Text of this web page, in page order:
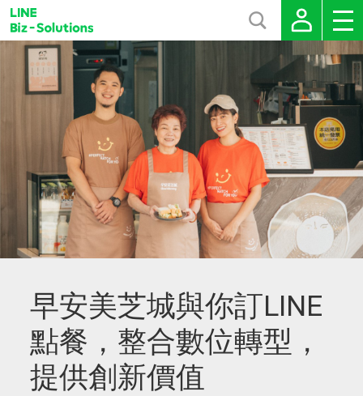
早安美芝城與你訂LINE
點餐，整合數位轉型，
提供創新價值